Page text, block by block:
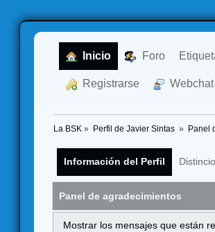
Inicio Foro
Registrarse Webchat
La BSK » Perfil de Javier Sintas » Panel
Información del Perfil
Panel de agradecimientos
Mostrar los mensajes que están